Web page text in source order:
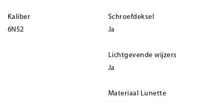
Kaliber
6N52
Schroefdeksel
Ja
Lichtgevende wijzers
Ja
Materiaal Lunette